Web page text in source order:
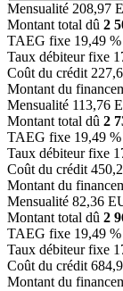
Mensualité 208,97
Montant total dû 2
TAEG fixe 19,49 %
Taux débiteur fixe
Coût du crédit
Montant du
Mensualité 113,76
Montant total dû 2
TAEG fixe 19,49 %
Taux débiteur fixe
Coût du crédit
Montant du
Mensualité 82,36
Montant total dû 2
TAEG fixe 19,49 %
Taux débiteur fixe
Coût du crédit
Montant du